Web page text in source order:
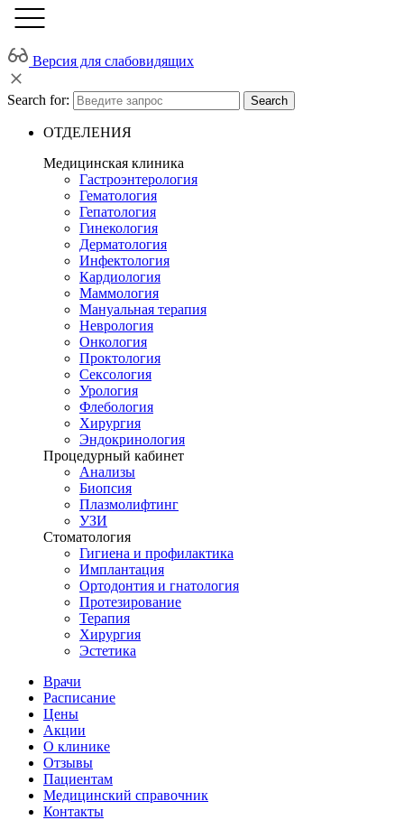
Версия для слабовидящих
Search for: Search
ОТДЕЛЕНИЯ
Медицинская клиника
Гастроэнтерология
Гематология
Гепатология
Гинекология
Дерматология
Инфектология
Кардиология
Маммология
Мануальная терапия
Неврология
Онкология
Проктология
Сексология
Урология
Флебология
Хирургия
Эндокринология
Процедурный кабинет
Анализы
Биопсия
Плазмолифтинг
УЗИ
Стоматология
Гигиена и профилактика
Имплантация
Ортодонтия и гнатология
Протезирование
Терапия
Хирургия
Эстетика
Врачи
Расписание
Цены
Акции
О клинике
Отзывы
Пациентам
Медицинский справочник
Контакты